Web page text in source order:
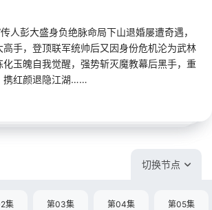
人彭大盛身负绝脉命局下山退婚屡遭奇遇，
高手，登顶联军统帅后又因身份危机沦为武林
化玉魄自我觉醒，强势斩灭魔教幕后黑手，重
携红颜退隐江湖……
切换节点
集 第03集 第04集 第05集